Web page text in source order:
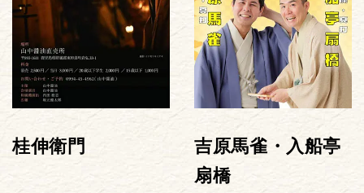
桂伸衛門
吉原馬雀・入船亭
扇橋